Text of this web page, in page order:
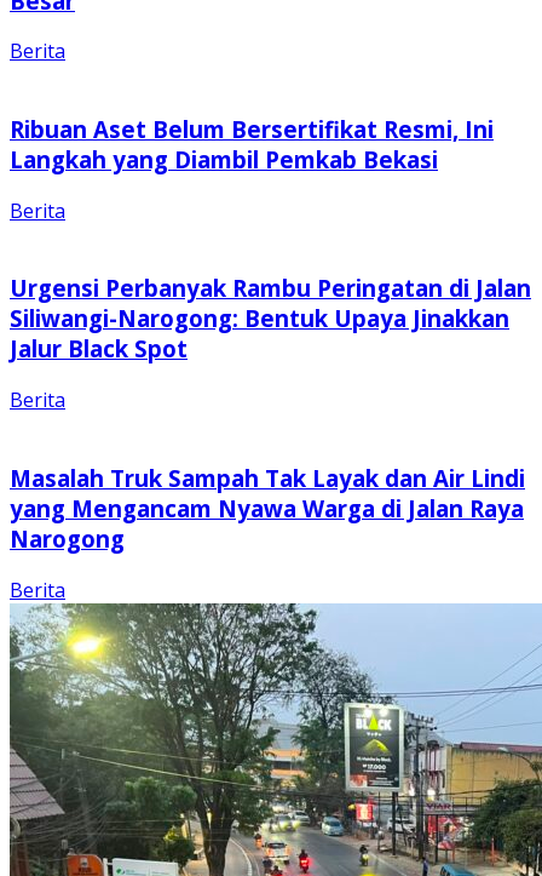
Berita
Ribuan Aset Belum Bersertifikat Resmi, Ini
Langkah yang Diambil Pemkab Bekasi
Berita
Urgensi Perbanyak Rambu Peringatan di Jalan
Siliwangi-Narogong: Bentuk Upaya Jinakkan
Jalur Black Spot
Berita
Masalah Truk Sampah Tak Layak dan Air Lindi
yang Mengancam Nyawa Warga di Jalan Raya
Narogong
Berita